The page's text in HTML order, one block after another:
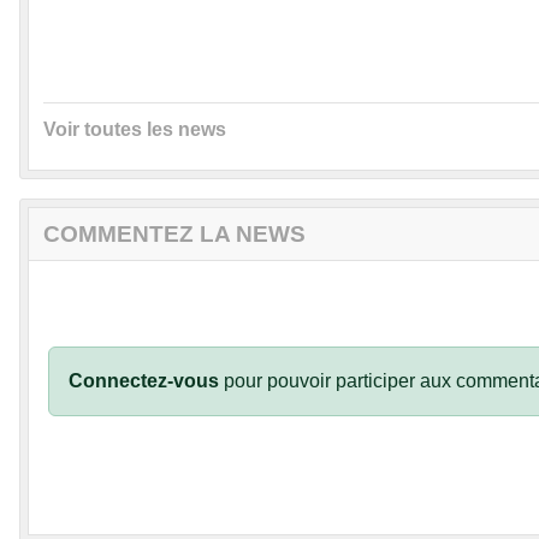
Voir toutes les news
COMMENTEZ LA NEWS
Connectez-vous pour pouvoir participer aux